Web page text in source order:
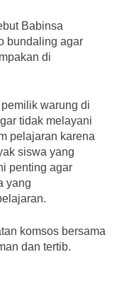
Babinsa
bundaling agar
di
warung di
tidak melayani
pelajaran karena
siswa yang
penting agar
yang
komsos bersama
dan tertib.